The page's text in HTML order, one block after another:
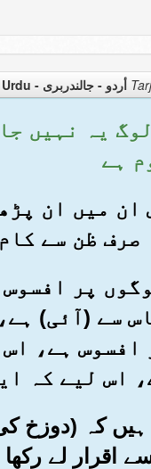
أردو - جالندربرى - Urdu
لوگ یہ
ہے
ان میں ان
صرف ظن سے
لوگوں پر
سے (آئی)
افسوس ہے،
اس لیے کہ
ہیں کہ
اقرار لے